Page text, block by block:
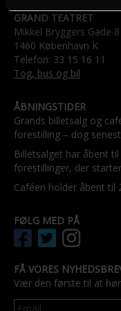
GRAND TEATRET
Mikkel Bryggers Gade 8
1460 København K
Telefon: 33 15 16 11
Tog, bus og bil
ÅBNINGSTIDER
Grands billetsalg og
forestilling – dog
Billetsalget har åbent
forestillinger, der
Caféen holder åbent til
FØLG MED PÅ
FÅ VORES
Vær den første til at